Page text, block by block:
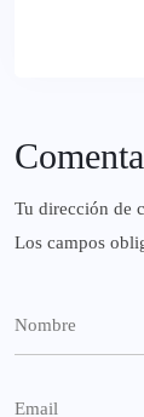
Tu dirección de
Los campos